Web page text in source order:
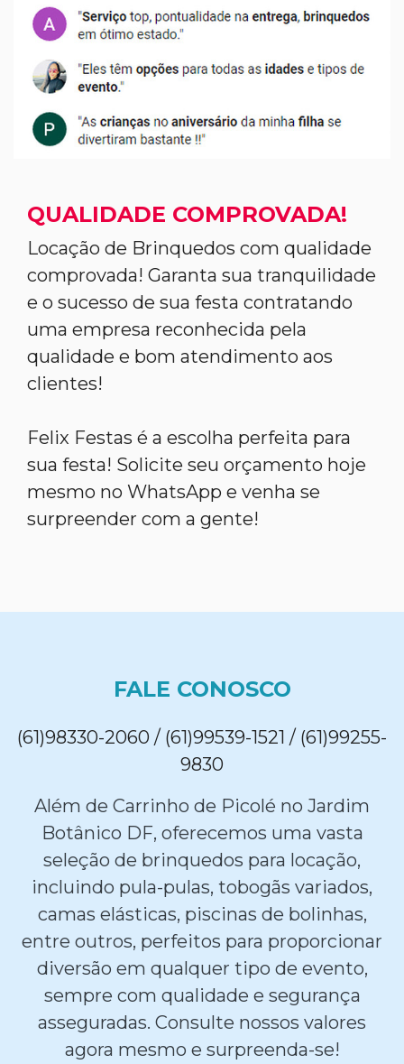
QUALIDADE COMPROVADA!
Locação de Brinquedos com qualidade
comprovada! Garanta sua tranquilidade
e o sucesso de sua festa contratando
uma empresa reconhecida pela
qualidade e bom atendimento aos
clientes!
Felix Festas é a escolha perfeita para
sua festa! Solicite seu orçamento hoje
mesmo no WhatsApp e venha se
surpreender com a gente!
FALE CONOSCO
(61)98330-2060 / (61)99539-1521 / (61)99255-
9830
Além de Carrinho de Picolé no Jardim
Botânico DF, oferecemos uma vasta
seleção de brinquedos para locação,
incluindo pula-pulas, tobogãs variados,
camas elásticas, piscinas de bolinhas,
entre outros, perfeitos para proporcionar
diversão em qualquer tipo de evento,
sempre com qualidade e segurança
asseguradas. Consulte nossos valores
agora mesmo e surpreenda-se!